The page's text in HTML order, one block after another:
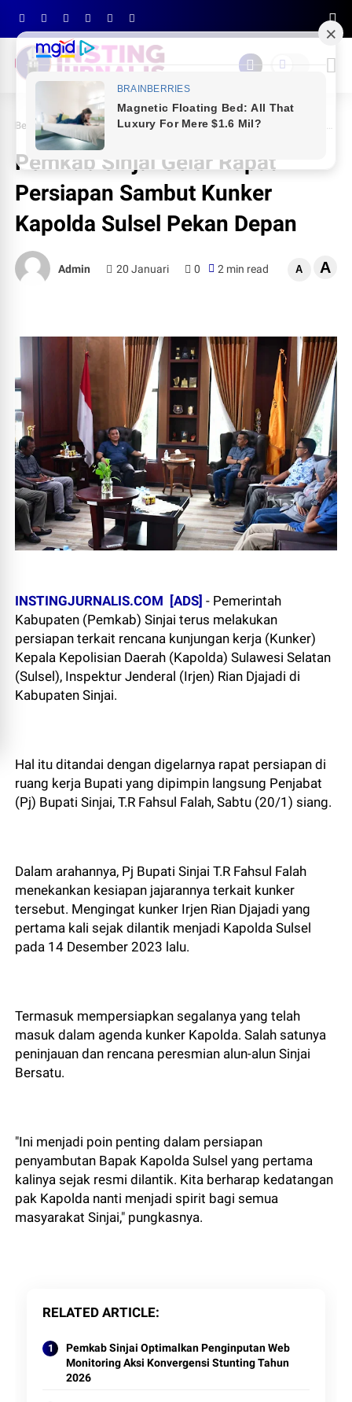
Beranda PEMDA SINJAI Pemkab Sinjai Gelar Rapat Persiapan Sambut Kunker Kapolda Sulsel Pekan Depan
Pemkab Sinjai Gelar Rapat
Persiapan Sambut Kunker
Kapolda Sulsel Pekan Depan
Admin 20 Januari 0 2 min read A A
INSTINGJURNALIS.COM [ADS] - Pemerintah
Kabupaten (Pemkab) Sinjai terus melakukan
persiapan terkait rencana kunjungan kerja (Kunker)
Kepala Kepolisian Daerah (Kapolda) Sulawesi Selatan
(Sulsel), Inspektur Jenderal (Irjen) Rian Djajadi di
Kabupaten Sinjai.
Hal itu ditandai dengan digelarnya rapat persiapan di
ruang kerja Bupati yang dipimpin langsung Penjabat
(Pj) Bupati Sinjai, T.R Fahsul Falah, Sabtu (20/1) siang.
Dalam arahannya, Pj Bupati Sinjai T.R Fahsul Falah
menekankan kesiapan jajarannya terkait kunker
tersebut. Mengingat kunker Irjen Rian Djajadi yang
pertama kali sejak dilantik menjadi Kapolda Sulsel
pada 14 Desember 2023 lalu.
Termasuk mempersiapkan segalanya yang telah
masuk dalam agenda kunker Kapolda. Salah satunya
peninjauan dan rencana peresmian alun-alun Sinjai
Bersatu.
"Ini menjadi poin penting dalam persiapan
penyambutan Bapak Kapolda Sulsel yang pertama
kalinya sejak resmi dilantik. Kita berharap kedatangan
pak Kapolda nanti menjadi spirit bagi semua
masyarakat Sinjai," pungkasnya.
RELATED ARTICLE
Pemkab Sinjai Optimalkan Penginputan Web
Monitoring Aksi Konvergensi Stunting Tahun
2026